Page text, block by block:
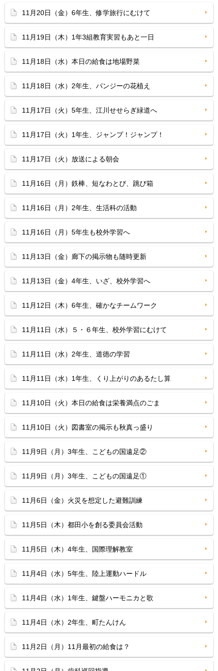
11月20日（金）6年生、修学旅行にむけて
11月19日（木）1年3組教育実習もあと一日
11月18日（水）本日の給食は地場野菜
11月18日（水）2年生、パンジーの花植え
11月17日（火）5年生、江川せせらぎ緑道へ
11月17日（火）1年生、ジャンプ！ジャンプ！
11月17日（火）放送による朝会
11月16日（月）鉄棒、短なわとび、跳び箱
11月16日（月）2年生、生活科の活動
11月16日（月）5年生も校外学習へ
11月13日（金）廊下の掲示物も随時更新
11月13日（金）4年生、いざ、校外学習へ
11月12日（木）6年生、確かなチームワーク
11月11日（水）５・６年生、校外学習にむけて
11月11日（水）2年生、道徳の学習
11月11日（水）1年生、くり上がりのあるたし算
11月10日（火）本日の給食は栄養満点のごま
11月10日（火）図書室の掲示も秋真っ盛り
11月9日（月）3年生、こどもの国遠足②
11月9日（月）3年生、こどもの国遠足①
11月6日（金）火災を想定した避難訓練
11月5日（木）都田小を創る委員会活動
11月5日（木）4年生、国際理解教室
11月4日（水）5年生、陸上運動ハードル
11月4日（水）1年生、鍵盤ハーモニカと歌
11月4日（水）2年生、町たんけん
11月2日（月）11月最初の給食は？